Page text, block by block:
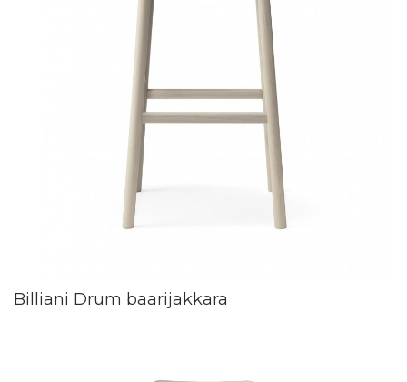
Billiani Drum baarijakkara